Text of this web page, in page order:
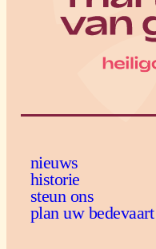
nieuws
historie
steun ons
plan uw bedevaart